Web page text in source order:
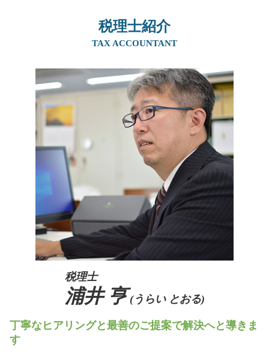
相続税 配偶者控除 デメリット
相続税とは 簡単に
相続税の申告
生前贈与 土地 非課税
生前贈与 現金 手渡し
贈与税 お尋ね
贈与税 誰が払う
生前贈与 住宅購入
社長 後継者 募集
親族内承継 割合
会社 後継者 募集
m&a 個人
喫茶店 後継者 募集
事業承継税制 特例承継計画
事業承継 個人
生前対策 吹田市
生前対策 北摂エリア
相続 阪神間
相続 北摂エリア
生前対策 京都府
事業承継 京都府
生前対策 大阪府
生前対策 奈良県
相続 兵庫県
相続 奈良県
税理士紹介
TAX ACCOUNTANT
税理士
浦井 亨 (うらい とおる)
丁寧なヒアリングと最善のご提案で解決へと導きま
す